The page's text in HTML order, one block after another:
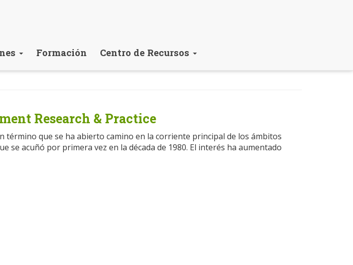
Formación Centro de Recursos
Research & Practice
término que se ha abierto camino en la corriente principal de los ámbitos
se acuñó por primera vez en la década de 1980. El interés ha aumentado